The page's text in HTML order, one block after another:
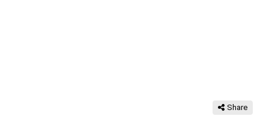
Share